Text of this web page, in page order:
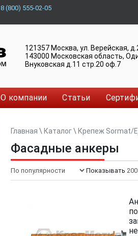
8 (800) 555-02-05
121357 Москва, ул. Верейская,
143000 Московская область,
Внуковская д.11 стр.20 оф.7
О компании Статьи
Главная \ Каталог\ Крепеж Sormat/
Фасадные анкеры
Показывать: